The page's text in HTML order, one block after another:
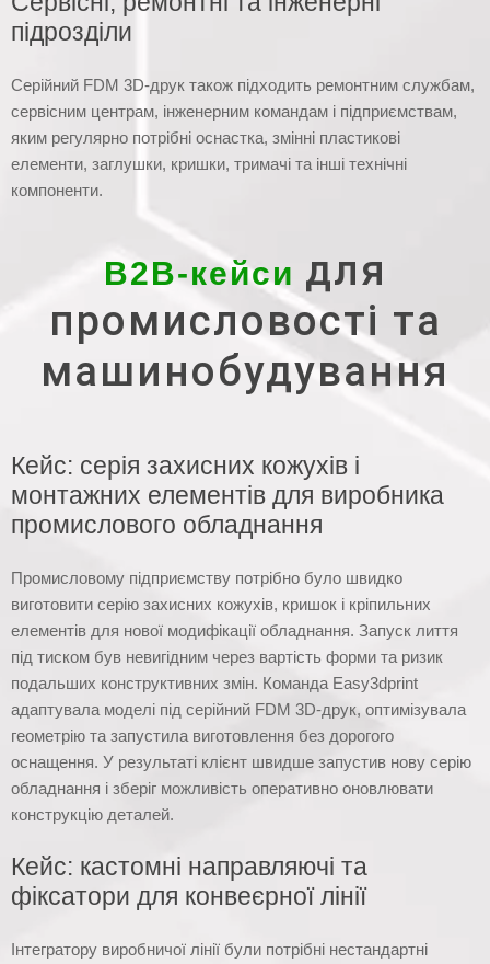
підрозділи
Серійний FDM 3D-друк також підходить ремонтним службам,
сервісним центрам, інженерним командам і підприємствам,
яким регулярно потрібні оснастка, змінні пластикові
елементи, заглушки, кришки, тримачі та інші технічні
компоненти.
B2B-кейси для
промисловості та
машинобудування
Кейс: серія захисних кожухів і
монтажних елементів для виробника
промислового обладнання
Промисловому підприємству потрібно було швидко
виготовити серію захисних кожухів, кришок і кріпильних
елементів для нової модифікації обладнання. Запуск лиття
під тиском був невигідним через вартість форми та ризик
подальших конструктивних змін. Команда Easy3dprint
адаптувала моделі під серійний FDM 3D-друк, оптимізувала
геометрію та запустила виготовлення без дорогого
оснащення. У результаті клієнт швидше запустив нову серію
обладнання і зберіг можливість оперативно оновлювати
конструкцію деталей.
Кейс: кастомні направляючі та
фіксатори для конвеєрної лінії
Інтегратору виробничої лінії були потрібні нестандартні